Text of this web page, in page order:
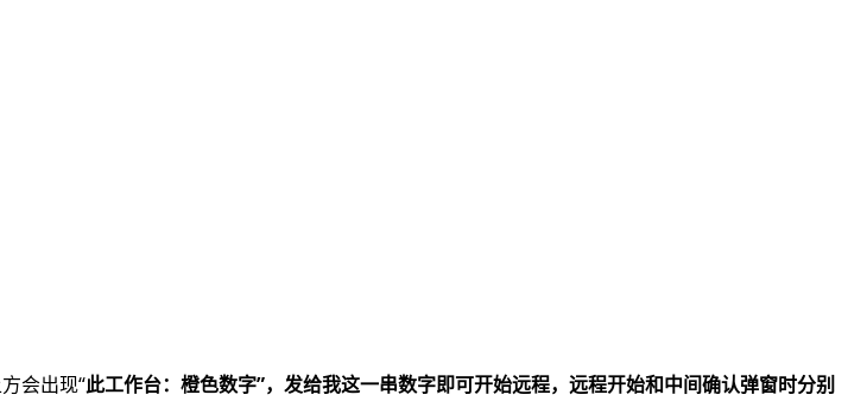
会出现“此工作台：橙色数字”， 发给我这一串数字即可开始远程，远程开始和中间确认弹窗时分别